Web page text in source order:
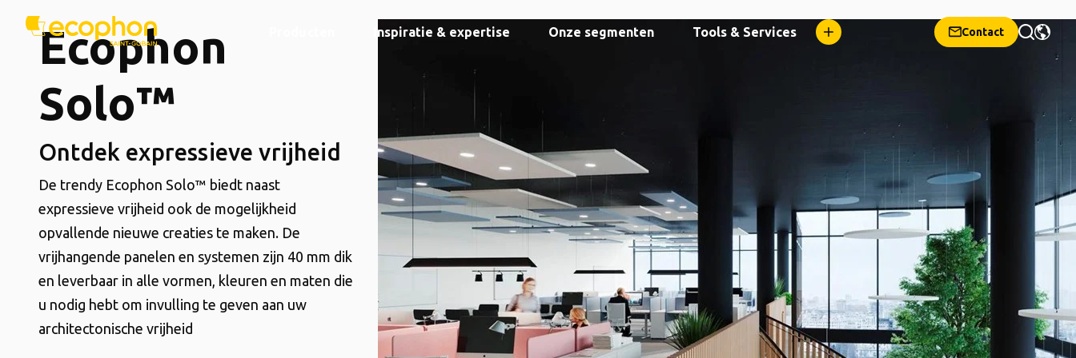
Inspiratie & expertise Onze segmenten Tools & Services Contact
Ecophon
Solo™
Ontdek expressieve vrijheid
De trendy Ecophon Solo™ biedt naast
expressieve vrijheid ook de mogelijkheid
opvallende nieuwe creaties te maken. De
vrijhangende panelen en systemen zijn 40 mm dik
en leverbaar in alle vormen, kleuren en maten die
u nodig hebt om invulling te geven aan uw
architectonische vrijheid